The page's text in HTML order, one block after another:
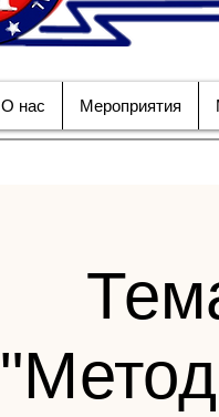
О нас Мероприятия